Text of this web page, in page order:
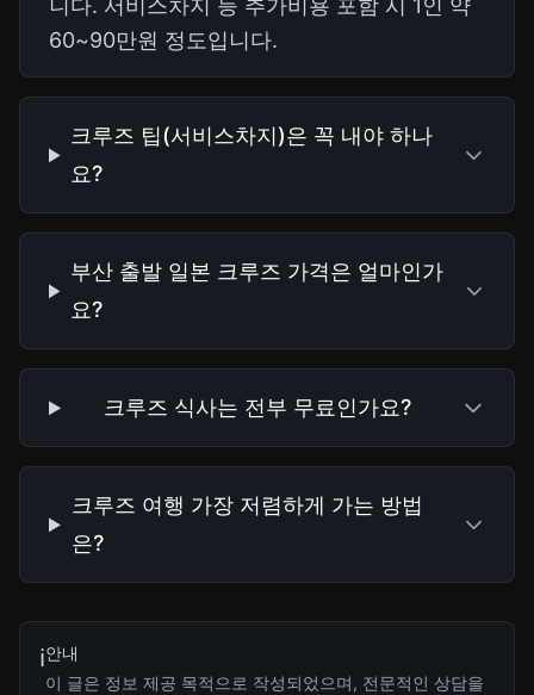
니다. 서비스차지 등 추가비용 포함 시 1인 약
60~90만원 정도입니다.
크루즈 팁(서비스차지)은 꼭 내야 하나
요?
부산 출발 일본 크루즈 가격은 얼마인가
요?
크루즈 식사는 전부 무료인가요?
크루즈 여행 가장 저렴하게 가는 방법
은?
ℹ️안내
이 글은 정보 제공 목적으로 작성되었으며, 전문적인 상담을